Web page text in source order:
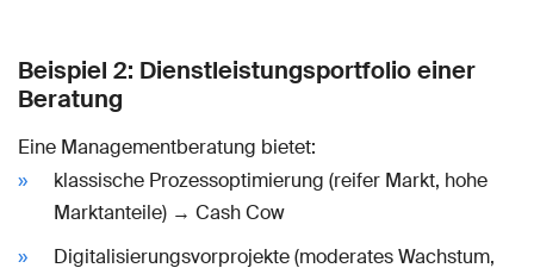
Beispiel 2: Dienstleistungsportfolio einer
Beratung
Eine Managementberatung bietet:
klassische Prozessoptimierung (reifer Markt, hohe
Marktanteile) → Cash Cow
Digitalisierungsvorprojekte (moderates Wachstum,